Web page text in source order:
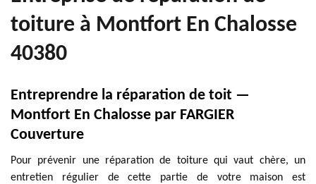
toiture à Montfort En Chalosse
40380
Entreprendre la réparation de toit —
Montfort En Chalosse par FARGIER
Couverture
Pour prévenir une réparation de toiture qui vaut chère, un
entretien régulier de cette partie de votre maison est